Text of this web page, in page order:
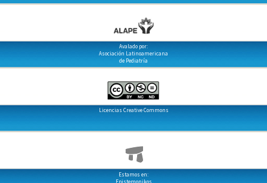
Avalado por:
Asociación Latinoamericana
de Pediatría
Licencias Creative Commons
Estamos en:
Epistemonikos